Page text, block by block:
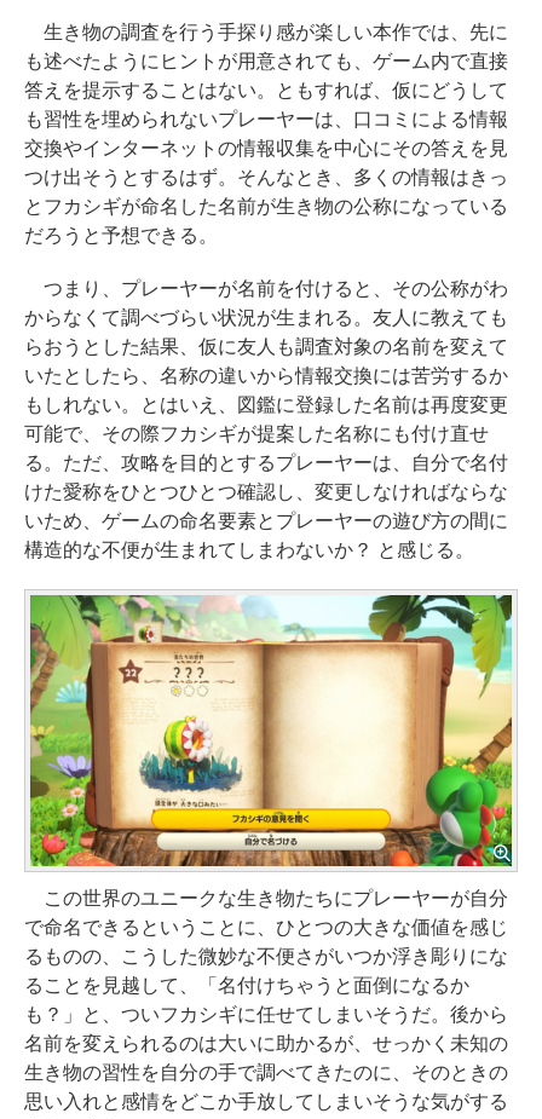
生き物の調査を行う手探り感が楽しい本作では、先に
も述べたようにヒントが用意されても、ゲーム内で直接
答えを提示することはない。ともすれば、仮にどうして
も習性を埋められないプレーヤーは、口コミによる情報
交換やインターネットの情報収集を中心にその答えを見
つけ出そうとするはず。そんなとき、多くの情報はきっ
とフカシギが命名した名前が生き物の公称になっている
だろうと予想できる。
つまり、プレーヤーが名前を付けると、その公称がわ
からなくて調べづらい状況が生まれる。友人に教えても
らおうとした結果、仮に友人も調査対象の名前を変えて
いたとしたら、名称の違いから情報交換には苦労するか
もしれない。とはいえ、図鑑に登録した名前は再度変更
可能で、その際フカシギが提案した名称にも付け直せ
る。ただ、攻略を目的とするプレーヤーは、自分で名付
けた愛称をひとつひとつ確認し、変更しなければならな
いため、ゲームの命名要素とプレーヤーの遊び方の間に
構造的な不便が生まれてしまわないか？ と感じる。
この世界のユニークな生き物たちにプレーヤーが自分
で命名できるということに、ひとつの大きな価値を感じ
るものの、こうした微妙な不便さがいつか浮き彫りにな
ることを見越して、「名付けちゃうと面倒になるか
も？」と、ついフカシギに任せてしまいそうだ。後から
名前を変えられるのは大いに助かるが、せっかく未知の
生き物の習性を自分の手で調べてきたのに、そのときの
思い入れと感情をどこか手放してしまいそうな気がする